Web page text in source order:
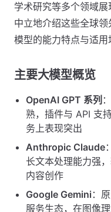
学术研究等多个领域展
中立地介绍这些全球
模型的能力特点与适用
主要大模型概览
OpenAI GPT 系列
熟，插件与 API 支
务上表现突出
Anthropic Claude
长文本处理能力强
内容创作
Google Gemini ：
服务生态，在图像